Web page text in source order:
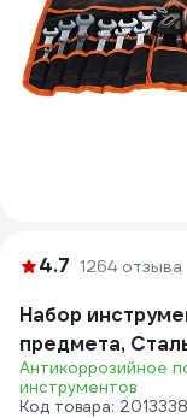
4.7 1264 отзыва
Набор
предмета,
Антикоррозийное
инструментов
Код товара: